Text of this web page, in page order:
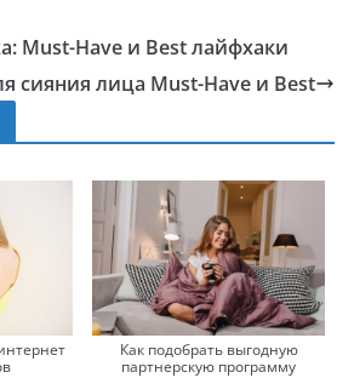
Must-Have и Best лайфхаки
сияния лица Must-Have и Best
Как подобрать выгодную
партнерскую программу